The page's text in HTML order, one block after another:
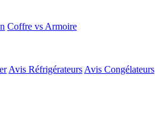
Coffre vs Armoire
Avis Réfrigérateurs Avis Congélateurs